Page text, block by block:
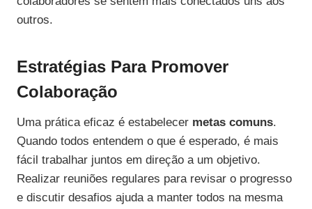
outros.
Estratégias Para Promover
Colaboração
Uma prática eficaz é estabelecer metas comuns.
Quando todos entendem o que é esperado, é mais
fácil trabalhar juntos em direção a um objetivo.
Realizar reuniões regulares para revisar o progresso
e discutir desafios ajuda a manter todos na mesma